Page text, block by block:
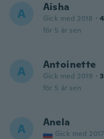
A Aisha
Gick med 2018 ·
för 5 år sen
A Antoinette
Gick med 2019 ·
för 5 år sen
A Anela
Gick med 2017